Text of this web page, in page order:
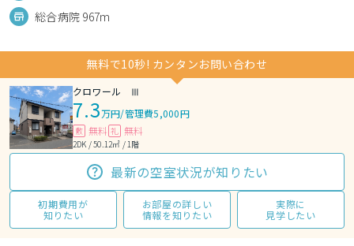
総合病院 967m
無料で10秒! カンタンお問い合わせ
クロワール Ⅲ
7.3万円/管理費5,000円
敷 無料 礼 無料
2DK / 50.12㎡ / 1階
最新の空室状況が知りたい
初期費用が
知りたい
お部屋の詳しい
情報を知りたい
実際に
見学したい